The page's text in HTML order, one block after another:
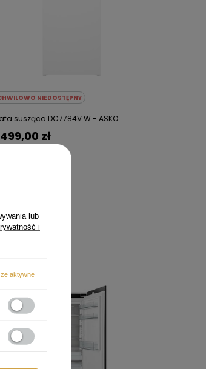
NIEDOSTĘPNY
susząca DC7784V.W - ASKO
zł
lub
i
aktywne